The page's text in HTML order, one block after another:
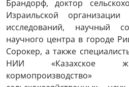
Брандорф, доктор
Израильской организации
исследований, научный
научного центра в городе
Сорокер, а также
НИИ «Казахское